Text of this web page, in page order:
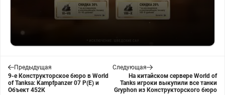
Предыдущая
9-е Конструкторское бюро в World
of Tanksa: Kampfpanzer 07 P(E) и
Объект 452К
Следующая
На китайском сервере World of
Tanks игроки выкупили все танки
Gryphon из Конструкторского бюро